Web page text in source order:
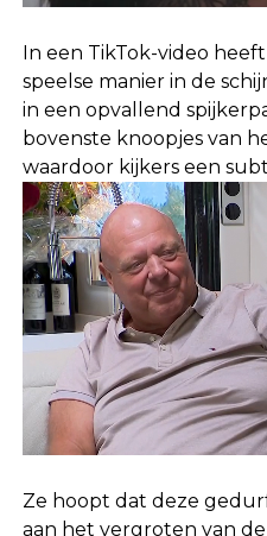
In een TikTok-video
speelse manier in de
in een opvallend
bovenste knoopjes van
waardoor kijkers een
Ze hoopt dat deze
aan het vergroten van